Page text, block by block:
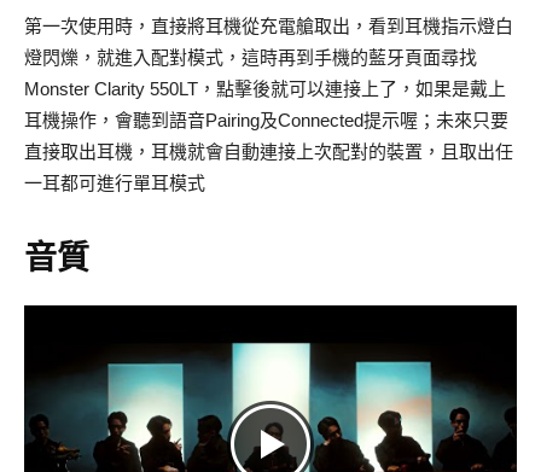
第一次使用時，直接將耳機從充電艙取出，看到耳機指示燈白
燈閃爍，就進入配對模式，這時再到手機的藍牙頁面尋找
Monster Clarity 550LT，點擊後就可以連接上了，如果是戴上
耳機操作，會聽到語音Pairing及Connected提示喔；未來只要
直接取出耳機，耳機就會自動連接上次配對的裝置，且取出任
一耳都可進行單耳模式
音質